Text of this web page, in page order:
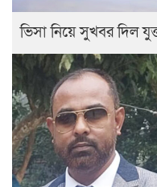
ভিসা নিয়ে সুখবর দিল